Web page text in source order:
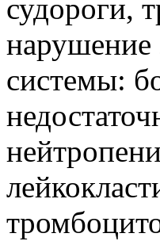
судороги,
нарушение
системы: